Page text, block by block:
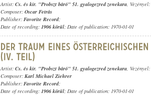
Artist: Cs. és kir. "Probszt báró" 51. gyalogezred zenekara, Vezényel:
Composer: Oscar Fetrás
Publisher: Favorite Record;
Date of recording: 1906 körül; Date of publication: 1970-01-01
Artist: Cs. és kir. "Probszt báró" 51. gyalogezred zenekara, Vezényel:
Composer: Karl Michael Ziehrer
Publisher: Favorite Record;
Date of recording: 1906 körül; Date of publication: 1970-01-01